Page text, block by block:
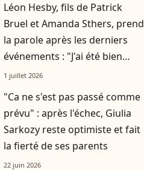
Léon Hesby, fils de Patrick
Bruel et Amanda Sthers, prend
la parole après les derniers
événements : "J'ai été bien
accueilli"
1 juillet 2026
"Ca ne s'est pas passé comme
prévu" : après l'échec, Giulia
Sarkozy reste optimiste et fait
la fierté de ses parents
22 juin 2026